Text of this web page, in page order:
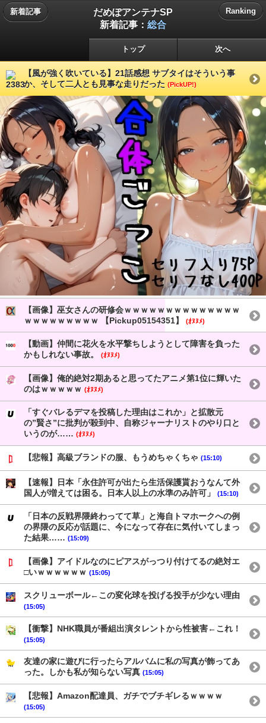
新着記事
だめぽアンテナSP
新着記事： 総合
Ranking
トップ 次へ
【風が強く吹いている】21話感想 サブタイはそういう事
か、そして二人とも見事な走りだった (PickUP!)
【画像】巫女さんの研修会ｗｗｗｗｗｗｗｗｗｗｗｗｗｗ
ｗｗｗｗｗｗｗｗｗ 【Pickup05154351】
(ｵﾇﾇﾒ)
【動画】仲間に花火を水平撃ちしようとして障害を負った
かもしれない事故。
(ｵﾇﾇﾒ)
【画像】俺的絶対2期あると思ってたアニメ第1位に輝いた
のはｗｗｗｗｗ (ｵﾇﾇﾒ)
「すぐバレるデマを投稿した理由はこれか」と拡散元
の”賢さ”に批判が殺到中、自称ジャーナリストのやり口と
いうのが…… (ｵﾇﾇﾒ)
【悲報】高級ブランドの服、もうめちゃくちゃ (15:10)
【速報】日本「永住許可が出たら生活保護貰おうなんて外
国人が増えては困る。日本人以上の水準のみ許可」
(15:10)
「日本の反戦界隈終わってて草」と海自トマホークへの例
の界隈の反応が話題に、今になって存在に気付いてしまっ
た結果…… (15:09)
【画像】アイドルなのにピアスがっつり付けてるの絶対エ
□いｗｗｗｗｗｗ (15:05)
スクリューボール←この変化球を投げる投手が少ない理由
(15:05)
【衝撃】NHK職員が番組出演タレントから性被害←これ！
(15:05)
友達の家に遊びに行ったらアルバムに私の写真が飾ってあ
った。しかも私が知らない写真 (15:05)
【悲報】Amazon配達員、ガチでブチギレるｗｗｗｗ
(15:05)